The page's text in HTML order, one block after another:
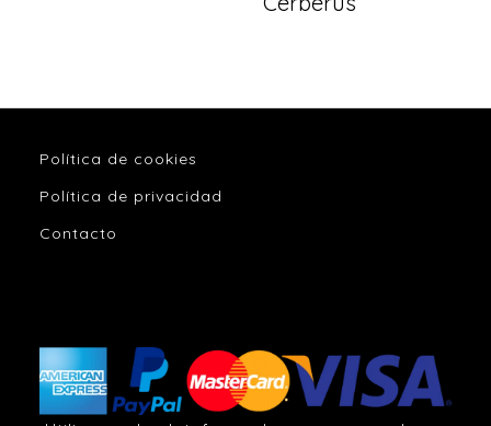
Política de cookies
Política de privacidad
Contacto